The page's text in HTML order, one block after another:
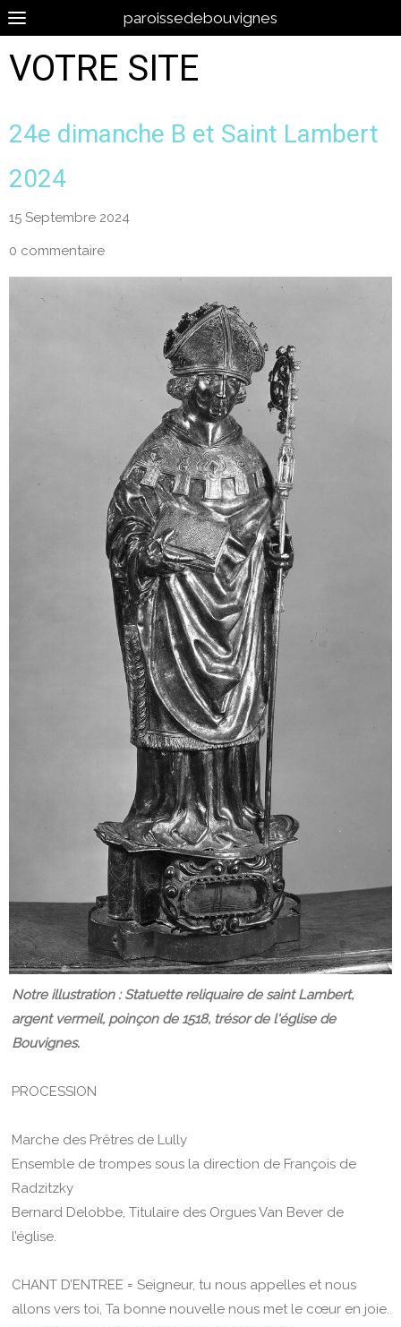
paroissedebouvignes
VOTRE SITE
24e dimanche B et Saint Lambert
2024
15 Septembre 2024
0 commentaire
Notre illustration : Statuette reliquaire de saint Lambert,
argent vermeil, poinçon de 1518, trésor de l'église de
Bouvignes.
PROCESSION
Marche des Prêtres de Lully
Ensemble de trompes sous la direction de François de
Radzitzky
Bernard Delobbe, Titulaire des Orgues Van Bever de
l’église.
CHANT D’ENTREE = Seigneur, tu nous appelles et nous
allons vers toi, Ta bonne nouvelle nous met le cœur en joie.